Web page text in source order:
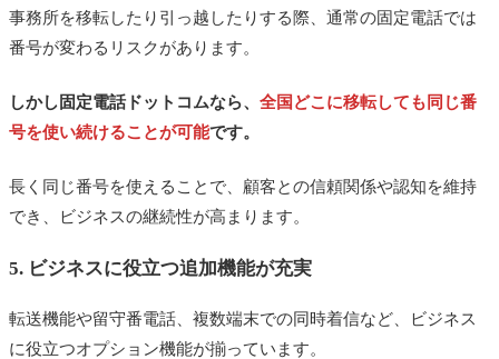
事務所を移転したり引っ越したりする際、通常の固定電話では
番号が変わるリスクがあります。
しかし固定電話ドットコムなら、 全国どこに移転しても同じ番
号を使い続けることが可能です。
長く同じ番号を使えることで、顧客との信頼関係や認知を維持
でき、ビジネスの継続性が高まります。
5. ビジネスに役立つ追加機能が充実
転送機能や留守番電話、複数端末での同時着信など、ビジネス
に役立つオプション機能が揃っています。